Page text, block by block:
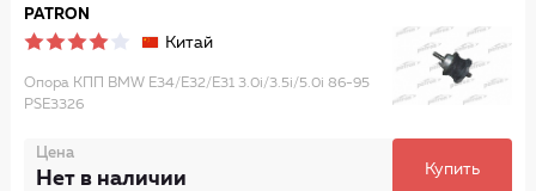
PATRON
Китай
Опора КПП BMW Е34/Е32/Е31 3.0i/3.5i/5.0i 86-95
PSE3326
Цена
Нет в наличии Купить